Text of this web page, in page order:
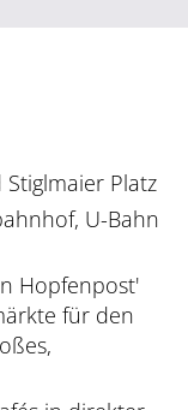
Platz
U-Bahn
Hopfenpost'
für den